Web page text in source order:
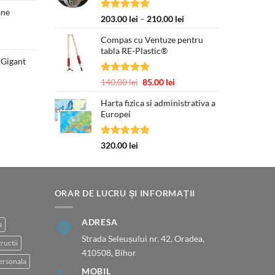
lei.
Evaluat la
203.00 lei – 210.00 leiInterval
prețuri:
Compas cu Ventuze pentru
tabla RE-Plastic®
Evaluat la
140.00lei Prețul
a
140.00 lei.
85.00 leiPrețul
este:
Harta fizica si administrativa a
Europei
Evaluat la
320.00 lei
ORAR DE LUCRU ȘI INFORMAȚII
ADRESA
Strada Seleușului nr. 42, Oradea,
410508, Bihor
MOBIL